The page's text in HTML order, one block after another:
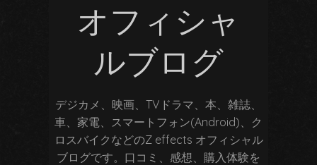
オフィシャ
ルブログ
デジカメ、映画、TVドラマ、本、雑誌、
車、家電、スマートフォン(Android)、ク
ロスバイクなどのZ effects オフィシャル
ブログです。口コミ、感想、購入体験を